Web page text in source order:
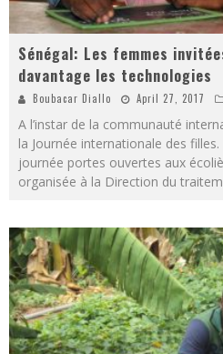
Sénégal: Les femmes
davantage les technologies
Boubacar Diallo April 27, 2017
A l’instar de la communauté
la Journée internationale des filles.
journée portes ouvertes aux
organisée à la Direction du traitem